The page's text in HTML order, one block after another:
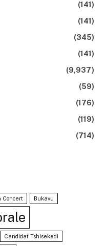
(141)
(141)
(345)
(141)
(9,937)
(59)
(176)
(119)
(714)
Concert Bukavu
Candidat Tshisekedi